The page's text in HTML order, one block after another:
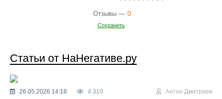
Отзывы — 0
Сохранить
Статьи от НаНегативе.ру
26.05.2026 14:18 4 310 Антон Дмитриев